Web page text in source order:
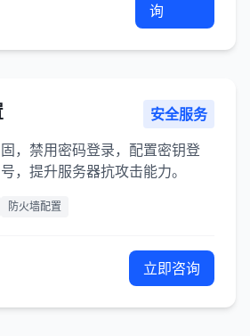
询
安全服务
，禁用密码登录，配置密钥登
，提升服务器抗攻击能力。
防火墙配置
立即咨询